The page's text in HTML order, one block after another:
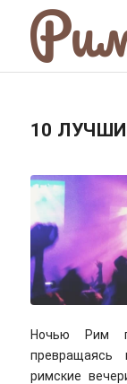
10
Ночью Рим
превращаясь
римские